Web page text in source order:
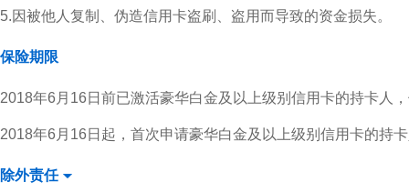
5.因被他人复制、伪造信用卡盗刷、盗用而导致的资金损失。
保险期限
2018年6月16日前已激活豪华白金及以上级别信用卡的持卡人
2018年6月16日起，首次申请豪华白金及以上级别信用卡的持
除外责任